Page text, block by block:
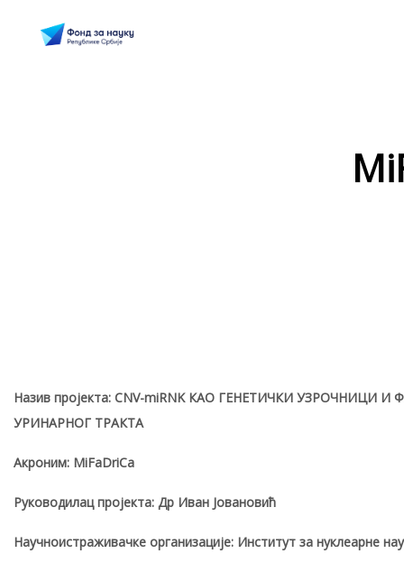
Назив пројекта: CNV-miRNK КАО ГЕНЕТИЧКИ
УРИНАРНОГ ТРАКТА
Акроним: MiFaDriCa
Руководилац пројекта: Др Иван Јовановић
Научноистраживачке организације: Институт за нуклеарне